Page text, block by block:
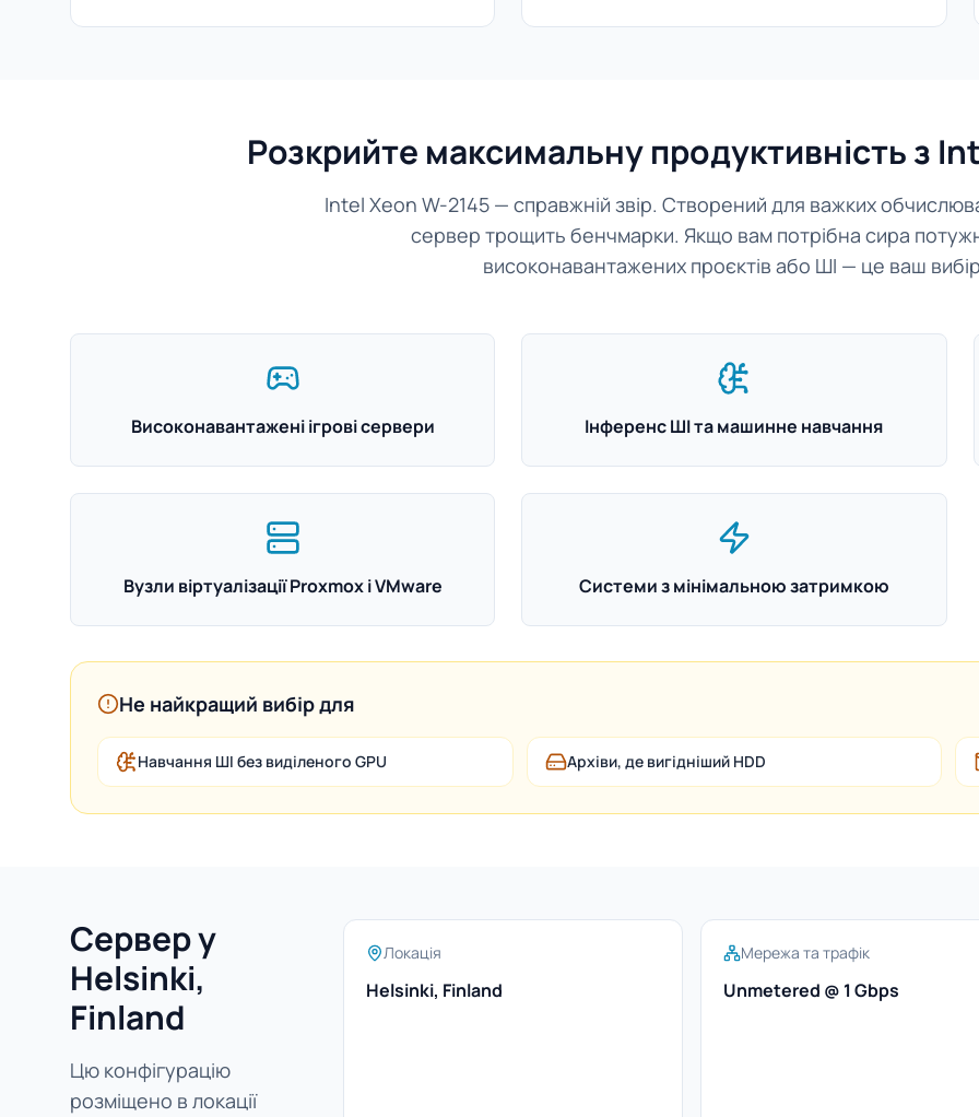
Розкрийте максимальну продуктивність з
Intel Xeon W-2145 — справжній звір. Створений для важких
сервер трощить бенчмарки. Якщо вам потрібна сира
високонавантажених проєктів або ШІ — це ваш
Високонавантажені ігрові сервери Інференс ШІ та машинне навчання
Вузли віртуалізації Proxmox і VMware Системи з мінімальною затримкою
Не найкращий вибір для
Навчання ШІ без виділеного GPU Архіви, де вигідніший HDD
Сервер у
Helsinki,
Finland
Цю конфігурацію
розміщено в локації
Локація
Helsinki, Finland
Мережа та трафік
Unmetered @ 1 Gbps